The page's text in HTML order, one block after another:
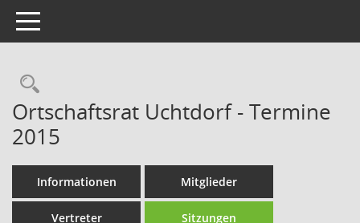
Toggle navigation
Rechercheauswahl
Ortschaftsrat Uchtdorf - Termine
2015
Informationen Mitglieder
Vertreter Sitzungen